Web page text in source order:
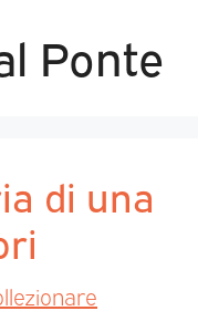
Ponte
di una